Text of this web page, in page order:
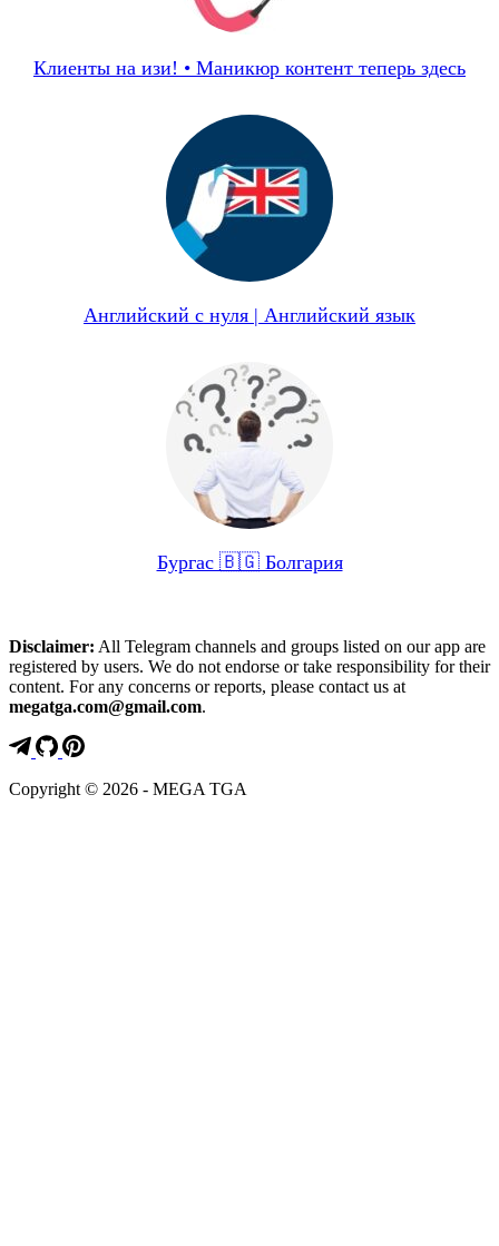
Клиенты на изи! • Маникюр контент теперь здесь
Английский с нуля | Английский язык
Бургас 🇧🇬 Болгария
Disclaimer: All Telegram channels and groups listed on our app are
registered by users. We do not endorse or take responsibility for their
content. For any concerns or reports, please contact us at
megatga.com@gmail.com.
Copyright © 2026 - MEGA TGA